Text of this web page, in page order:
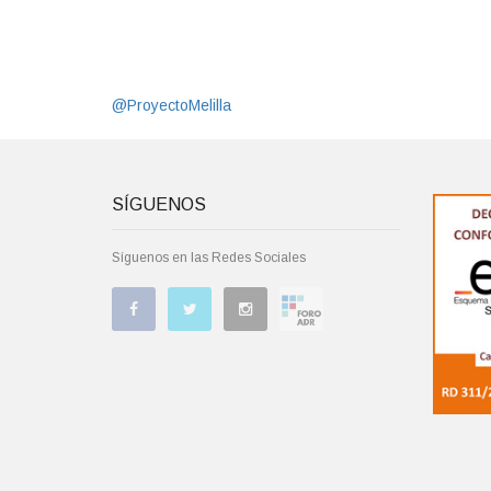
@ProyectoMelilla
SÍGUENOS
Síguenos en las Redes Sociales